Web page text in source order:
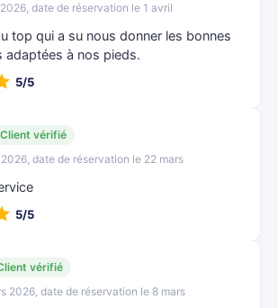
date de réservation le 1 avril
top qui a su nous donner les bonnes
adaptées à nos pieds.
5/5
Client vérifié
date de réservation le 22 mars
5/5
vérifié
2026, date de réservation le 8 mars